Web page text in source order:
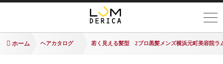
ホーム ヘアカタログ 若く見える髪型 2ブロ黒髪メンズ横浜元町美容院ラ